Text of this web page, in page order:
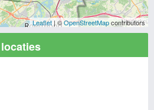
Leaflet | ©OpenStreetMapcontributors